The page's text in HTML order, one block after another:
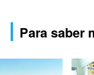
Para saber